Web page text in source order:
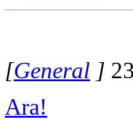
[General ]
Ara!